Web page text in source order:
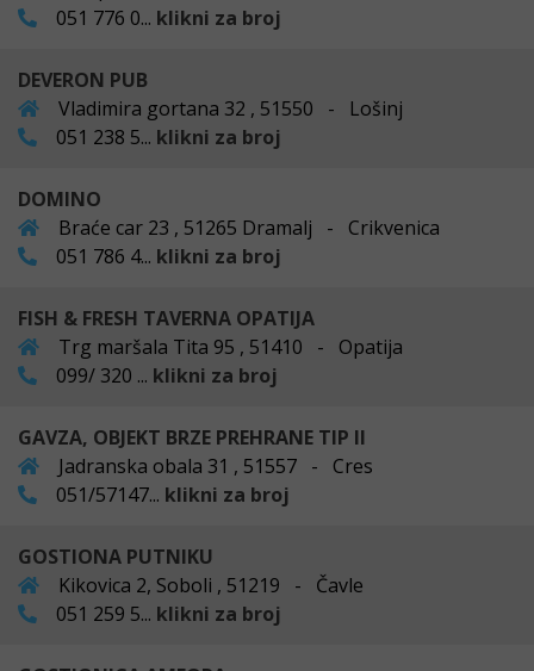
051 776 0... klikni za broj
DEVERON PUB
Vladimira gortana 32 , 51550 - Lošinj
051 238 5... klikni za broj
DOMINO
Braće car 23 , 51265 Dramalj - Crikvenica
051 786 4... klikni za broj
FISH & FRESH TAVERNA OPATIJA
Trg maršala Tita 95 , 51410 - Opatija
099/ 320 ... klikni za broj
GAVZA, OBJEKT BRZE PREHRANE TIP II
Jadranska obala 31 , 51557 - Cres
051/57147... klikni za broj
GOSTIONA PUTNIKU
Kikovica 2, Soboli , 51219 - Čavle
051 259 5... klikni za broj